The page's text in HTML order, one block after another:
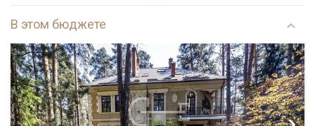
В этом бюджете